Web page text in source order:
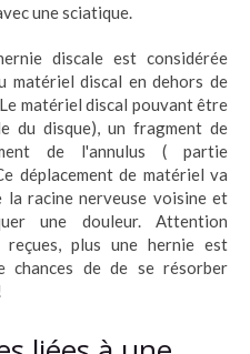
une sciatique.
discale est considérée
matériel discal en dehors de
matériel discal pouvant être
du disque), un fragment de
de l'annulus ( partie
déplacement de matériel va
racine nerveuse voisine et
une douleur. Attention
reçues, plus une hernie est
de de se résorber